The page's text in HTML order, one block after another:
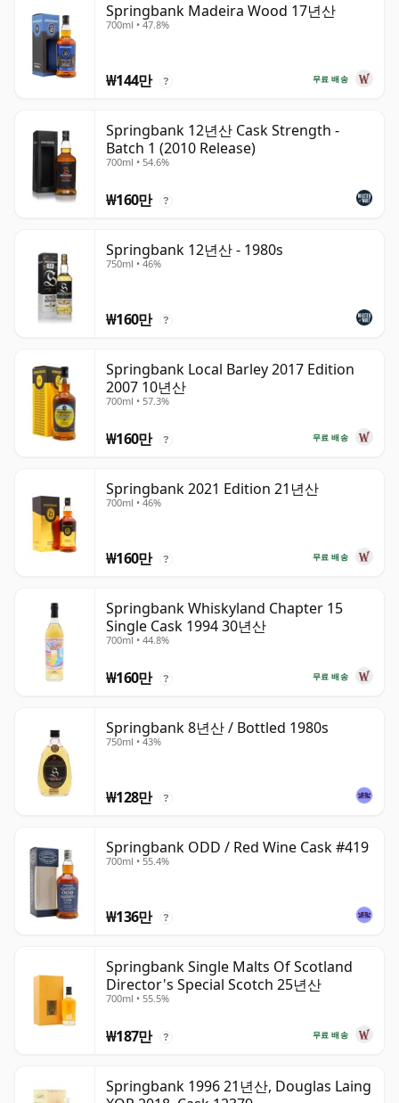
Springbank Madeira Wood 17년산
700ml • 47.8%
무료 배송
₩144만 ?
Springbank 12년산 Cask Strength -
Batch 1 (2010 Release)
700ml • 54.6%
₩160만 ?
Springbank 12년산 - 1980s
750ml • 46%
₩160만 ?
Springbank Local Barley 2017 Edition
2007 10년산
700ml • 57.3%
무료 배송
₩160만 ?
Springbank 2021 Edition 21년산
700ml • 46%
무료 배송
₩160만 ?
Springbank Whiskyland Chapter 15
Single Cask 1994 30년산
700ml • 44.8%
무료 배송
₩160만 ?
Springbank 8년산 / Bottled 1980s
750ml • 43%
₩128만 ?
Springbank ODD / Red Wine Cask #419
700ml • 55.4%
₩136만 ?
Springbank Single Malts Of Scotland
Director's Special Scotch 25년산
700ml • 55.5%
무료 배송
₩187만 ?
Springbank 1996 21년산, Douglas Laing